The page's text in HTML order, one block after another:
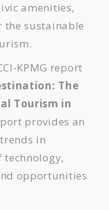
amenities,
sustainable
KPMG report
The
Tourism in
provides an
in
opportunities